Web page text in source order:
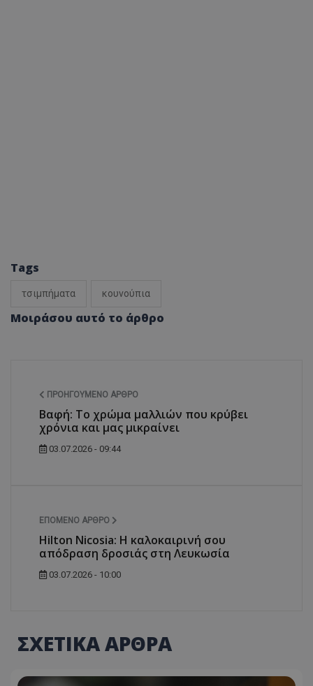
Tags
τσιμπήματα κουνούπια
Μοιράσου αυτό το άρθρο
ΠΡΟΗΓΟΎΜΕΝΟ ΆΡΘΡΟ
Βαφή: Το χρώμα μαλλιών που κρύβει
χρόνια και μας μικραίνει
03.07.2026 - 09:44
ΕΠΌΜΕΝΟ ΆΡΘΡΟ
Hilton Nicosia: Η καλοκαιρινή σου
απόδραση δροσιάς στη Λευκωσία
03.07.2026 - 10:00
ΣΧΕΤΙΚΑ ΑΡΘΡΑ